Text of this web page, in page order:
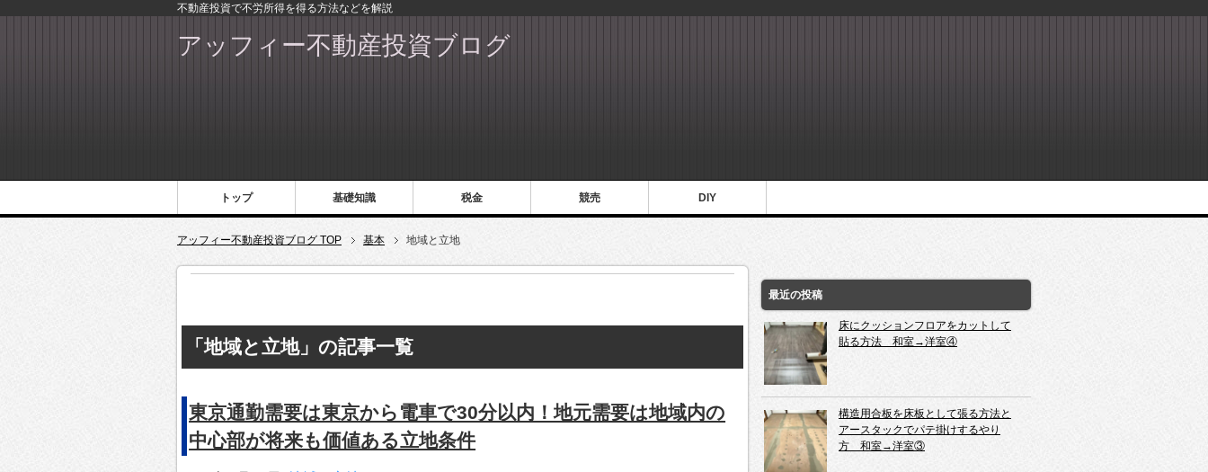
不動産投資で不労所得を得る方法などを解説
アッフィー不動産投資ブログ
トップ 基礎知識 税金 競売 DIY
アッフィー不動産投資ブログ TOP 基本 地域と立地
「地域と立地」の記事一覧
東京通勤需要は東京から電車で30分以内！地元需要は地域内の
中心部が将来も価値ある立地条件
最近の投稿
床にクッションフロアをカットして
貼る方法 和室→洋室④
構造用合板を床板として張る方法と
アースタックでパテ掛けするやり
方 和室→洋室③